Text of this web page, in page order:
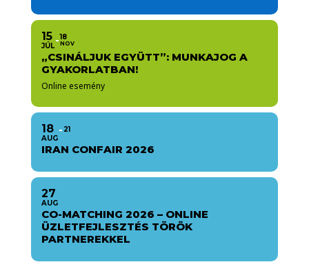
15
JÚL
18
NOV
„CSINÁLJUK EGYÜTT”: MUNKAJOG A
GYAKORLATBAN!
Online esemény
18
AUG
21
IRAN CONFAIR 2026
27
AUG
CO-MATCHING 2026 – ONLINE
ÜZLETFEJLESZTÉS TÖRÖK
PARTNEREKKEL